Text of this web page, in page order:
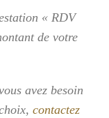
« RDV
de votre
avez besoin
contactez